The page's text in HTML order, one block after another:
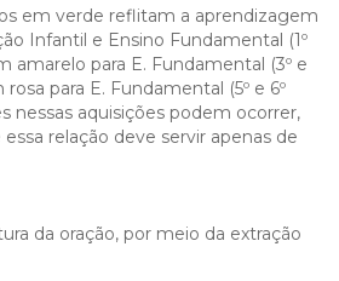
em verde reflitam a aprendizagem
Infantil e Ensino Fundamental (1º
amarelo para E. Fundamental (3º e
para E. Fundamental (5º e 6º
nessas aquisições podem ocorrer,
relação deve servir apenas de
da oração, por meio da extração